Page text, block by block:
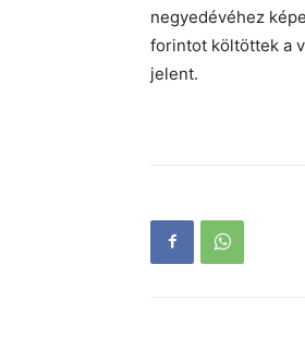
negyedévéhez
forintot költöttek a
jelent.